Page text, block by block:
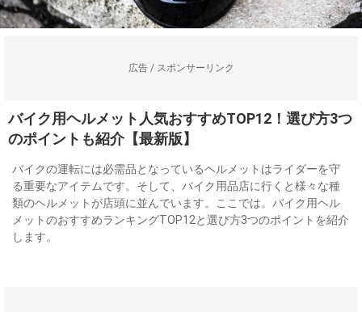
広告 / スポンサーリンク
バイク用ヘルメット人気おすすめTOP12！選び方3つ
のポイントも紹介【最新版】
バイクの運転には必需品となっているヘルメットはライダーを守
る重要なアイテムです。そして、バイク用品店に行くと様々な種
類のヘルメットが店頭に並んでいます。ここでは。バイク用ヘル
メットのおすすめランキングTOP12と選び方3つのポイントを紹介
します。